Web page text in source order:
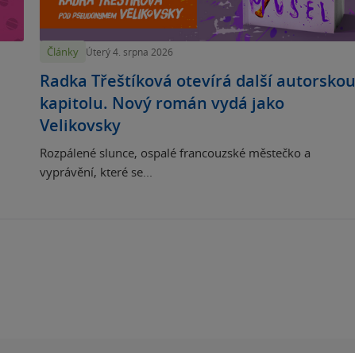
Články Úterý 4. srpna 2026
Radka Třeštíková otevírá další autorskou
kapitolu. Nový román vydá jako
Velikovsky
Rozpálené slunce, ospalé francouzské městečko a
vyprávění, které se...